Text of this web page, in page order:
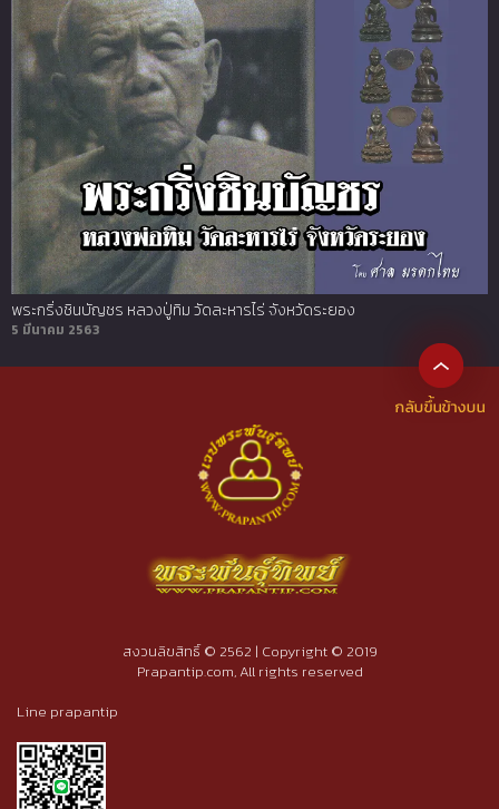
พระกริ่งชินบัญชร หลวงปู่ทิม วัดละหารไร่ จังหวัดระยอง
5 มีนาคม 2563
สงวนลิขสิทธิ์ © 2562 | Copyright © 2019
Prapantip.com, All rights reserved
Line prapantip